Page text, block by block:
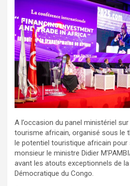
A l’occasion du panel ministériel
tourisme africain, organisé sous le
le potentiel touristique africain pour
monsieur le ministre Didier
avant les atouts exceptionnels de la
Démocratique du Congo.